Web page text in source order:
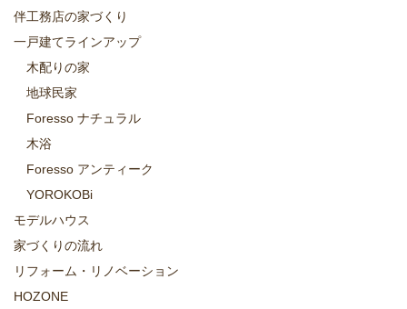
伴工務店の家づくり
一戸建てラインアップ
木配りの家
地球民家
Foresso ナチュラル
木浴
Foresso アンティーク
YOROKOBi
モデルハウス
家づくりの流れ
リフォーム・リノベーション
HOZONE